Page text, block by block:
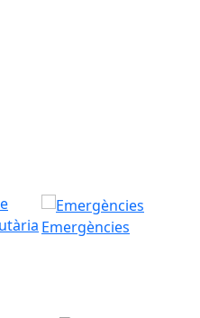
Emergències